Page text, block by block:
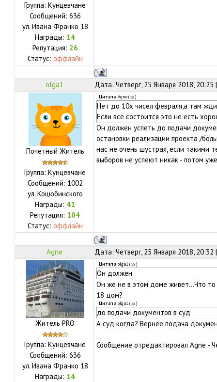
Группа: Кунцевчане
Сообщений: 636
ул. Ивана Франко 18
Награды: 14
Репутация: 26
Статус: оффлайн
olga1 Дата: Четверг, 25 Января 2018,
Почетный Житель
Группа: Кунцевчане
Сообщений: 1002
ул. Коцюбинского
Награды: 41
Репутация: 104
Статус: оффлайн
Цитата Agne( )
Нет до 10х чисел февраля,а там
Если все состоится это не есть
Он должен успеть до подачи
остановки реализации проекта /
нас не очень шустрая, если такими
выборов не успеют никак - потом
Agne Дата: Четверг, 25 Января 2018,
Житель PRO
Группа: Кунцевчане
Сообщений: 636
ул. Ивана Франко 18
Награды: 14
Цитата olga1( )
Он должен
Он же не в этом доме живет...Что то
18 дом?
Цитата olga1( )
до подачи документов в суд
А суд когда? Вернее подача
Сообщение отредактировал Agne -